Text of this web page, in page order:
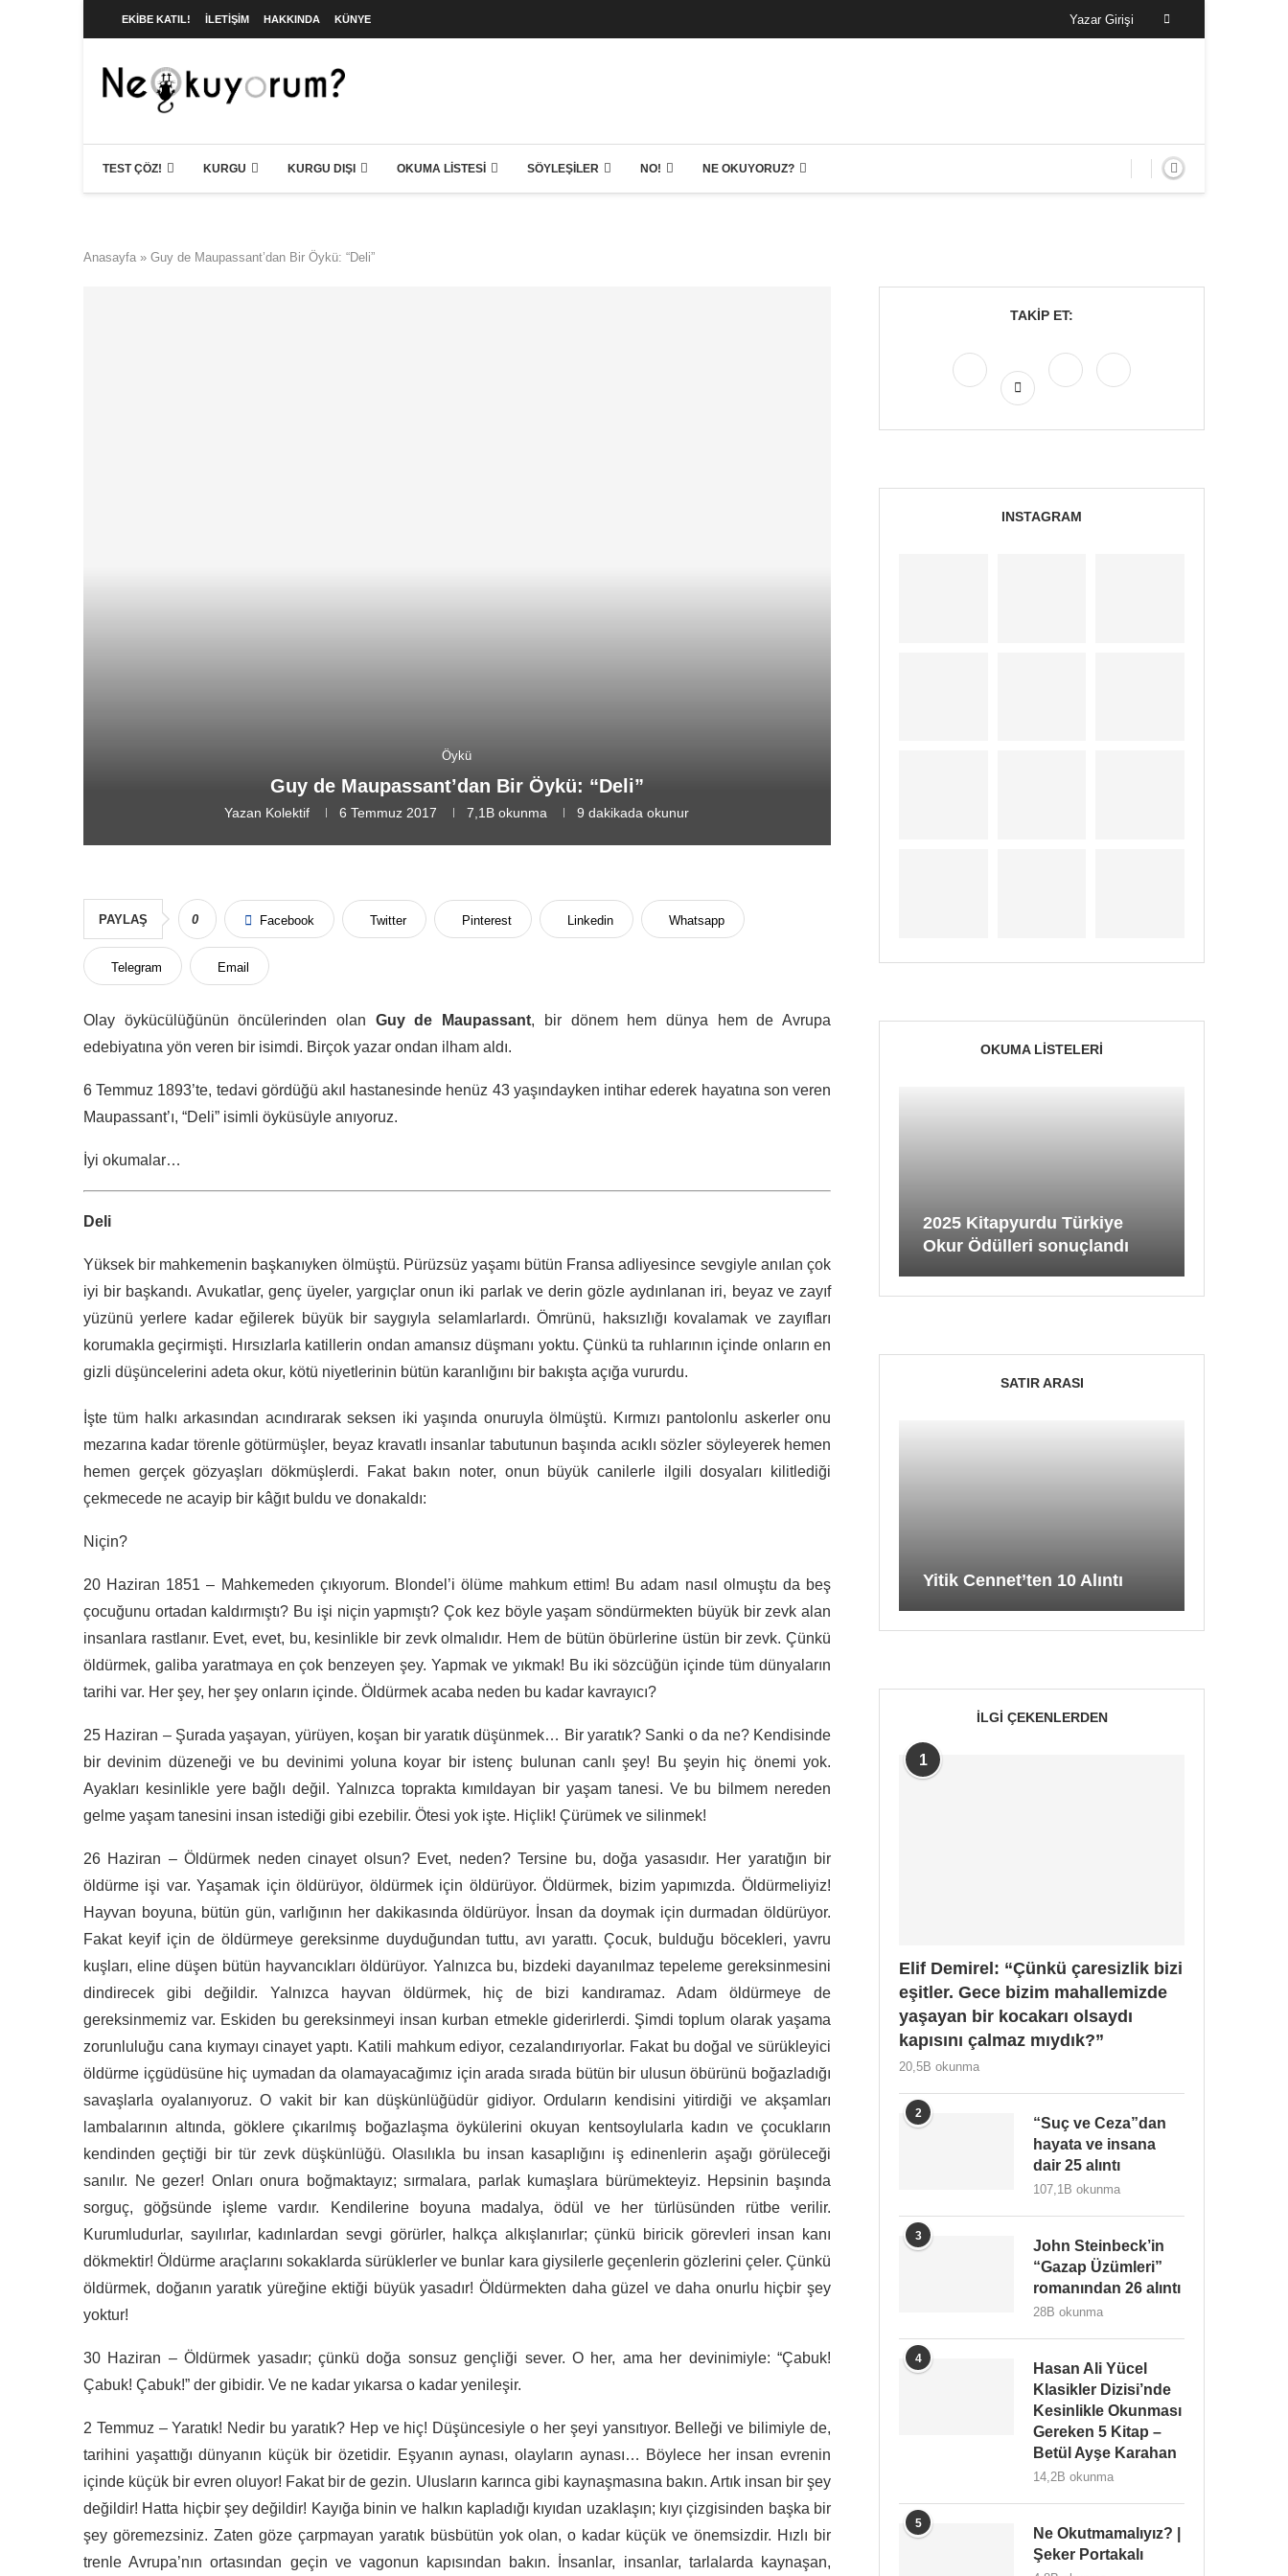
EKIBE KATIL! İLETIŞIM HAKKINDA KÜNYE Yazar Girişi
TEST ÇÖZ! KURGU KURGU DIŞI OKUMA LISTESI SÖYLEŞILER NO! NE OKUYORUZ?
Anasayfa » Guy de Maupassant’dan Bir Öykü: “Deli”
Öykü
Guy de Maupassant’dan Bir Öykü: “Deli”
Yazan Kolektif 6 Temmuz 2017 7,1B okunma 9 dakikada okunur
PAYLAŞ 0 Facebook Twitter Pinterest Linkedin Whatsapp
Telegram Email
Olay öykücülüğünün öncülerinden olan Guy de Maupassant, bir dönem hem dünya hem de Avrupa
edebiyatına yön veren bir isimdi. Birçok yazar ondan ilham aldı.
6 Temmuz 1893’te, tedavi gördüğü akıl hastanesinde henüz 43 yaşındayken intihar ederek hayatına son veren
Maupassant’ı, “Deli” isimli öyküsüyle anıyoruz.
İyi okumalar…
Deli
Yüksek bir mahkemenin başkanıyken ölmüştü. Pürüzsüz yaşamı bütün Fransa adliyesince sevgiyle anılan çok
iyi bir başkandı. Avukatlar, genç üyeler, yargıçlar onun iki parlak ve derin gözle aydınlanan iri, beyaz ve zayıf
yüzünü yerlere kadar eğilerek büyük bir saygıyla selamlarlardı. Ömrünü, haksızlığı kovalamak ve zayıfları
korumakla geçirmişti. Hırsızlarla katillerin ondan amansız düşmanı yoktu. Çünkü ta ruhlarının içinde onların en
gizli düşüncelerini adeta okur, kötü niyetlerinin bütün karanlığını bir bakışta açığa vururdu.
İşte tüm halkı arkasından acındırarak seksen iki yaşında onuruyla ölmüştü. Kırmızı pantolonlu askerler onu
mezarına kadar törenle götürmüşler, beyaz kravatlı insanlar tabutunun başında acıklı sözler söyleyerek hemen
hemen gerçek gözyaşları dökmüşlerdi. Fakat bakın noter, onun büyük canilerle ilgili dosyaları kilitlediği
çekmecede ne acayip bir kâğıt buldu ve donakaldı:
Niçin?
20 Haziran 1851 – Mahkemeden çıkıyorum. Blondel’i ölüme mahkum ettim! Bu adam nasıl olmuştu da beş
çocuğunu ortadan kaldırmıştı? Bu işi niçin yapmıştı? Çok kez böyle yaşam söndürmekten büyük bir zevk alan
insanlara rastlanır. Evet, evet, bu, kesinlikle bir zevk olmalıdır. Hem de bütün öbürlerine üstün bir zevk. Çünkü
öldürmek, galiba yaratmaya en çok benzeyen şey. Yapmak ve yıkmak! Bu iki sözcüğün içinde tüm dünyaların
tarihi var. Her şey, her şey onların içinde. Öldürmek acaba neden bu kadar kavrayıcı?
25 Haziran – Şurada yaşayan, yürüyen, koşan bir yaratık düşünmek… Bir yaratık? Sanki o da ne? Kendisinde
bir devinim düzeneği ve bu devinimi yoluna koyar bir istenç bulunan canlı şey! Bu şeyin hiç önemi yok.
Ayakları kesinlikle yere bağlı değil. Yalnızca toprakta kımıldayan bir yaşam tanesi. Ve bu bilmem nereden
gelme yaşam tanesini insan istediği gibi ezebilir. Ötesi yok işte. Hiçlik! Çürümek ve silinmek!
26 Haziran – Öldürmek neden cinayet olsun? Evet, neden? Tersine bu, doğa yasasıdır. Her yaratığın bir
öldürme işi var. Yaşamak için öldürüyor, öldürmek için öldürüyor. Öldürmek, bizim yapımızda. Öldürmeliyiz!
Hayvan boyuna, bütün gün, varlığının her dakikasında öldürüyor. İnsan da doymak için durmadan öldürüyor.
Fakat keyif için de öldürmeye gereksinme duyduğundan tuttu, avı yarattı. Çocuk, bulduğu böcekleri, yavru
kuşları, eline düşen bütün hayvancıkları öldürüyor. Yalnızca bu, bizdeki dayanılmaz tepeleme gereksinmesini
dindirecek gibi değildir. Yalnızca hayvan öldürmek, hiç de bizi kandıramaz. Adam öldürmeye de
gereksinmemiz var. Eskiden bu gereksinmeyi insan kurban etmekle giderirlerdi. Şimdi toplum olarak yaşama
zorunluluğu cana kıymayı cinayet yaptı. Katili mahkum ediyor, cezalandırıyorlar. Fakat bu doğal ve sürükleyici
öldürme içgüdüsüne hiç uymadan da olamayacağımız için arada sırada bütün bir ulusun öbürünü boğazladığı
savaşlarla oyalanıyoruz. O vakit bir kan düşkünlüğüdür gidiyor. Orduların kendisini yitirdiği ve akşamları
lambalarının altında, göklere çıkarılmış boğazlaşma öykülerini okuyan kentsoylularla kadın ve çocukların
kendinden geçtiği bir tür zevk düşkünlüğü. Olasılıkla bu insan kasaplığını iş edinenlerin aşağı görüleceği
sanılır. Ne gezer! Onları onura boğmaktayız; sırmalara, parlak kumaşlara bürümekteyiz. Hepsinin başında
sorguç, göğsünde işleme vardır. Kendilerine boyuna madalya, ödül ve her türlüsünden rütbe verilir.
Kurumludurlar, sayılırlar, kadınlardan sevgi görürler, halkça alkışlanırlar; çünkü biricik görevleri insan kanı
dökmektir! Öldürme araçlarını sokaklarda sürüklerler ve bunlar kara giysilerle geçenlerin gözlerini çeler. Çünkü
öldürmek, doğanın yaratık yüreğine ektiği büyük yasadır! Öldürmekten daha güzel ve daha onurlu hiçbir şey
yoktur!
30 Haziran – Öldürmek yasadır; çünkü doğa sonsuz gençliği sever. O her, ama her devinimiyle: “Çabuk!
Çabuk! Çabuk!” der gibidir. Ve ne kadar yıkarsa o kadar yenileşir.
2 Temmuz – Yaratık! Nedir bu yaratık? Hep ve hiç! Düşüncesiyle o her şeyi yansıtıyor. Belleği ve bilimiyle de,
tarihini yaşattığı dünyanın küçük bir özetidir. Eşyanın aynası, olayların aynası… Böylece her insan evrenin
içinde küçük bir evren oluyor! Fakat bir de gezin. Ulusların karınca gibi kaynaşmasına bakın. Artık insan bir şey
değildir! Hatta hiçbir şey değildir! Kayığa binin ve halkın kapladığı kıyıdan uzaklaşın; kıyı çizgisinden başka bir
şey göremezsiniz. Zaten göze çarpmayan yaratık büsbütün yok olan, o kadar küçük ve önemsizdir. Hızlı bir
trenle Avrupa’nın ortasından geçin ve vagonun kapısından bakın. İnsanlar, insanlar, tarlalarda kaynaşan,
TAKIP ET:
INSTAGRAM
OKUMA LISTELERI
2025 Kitapyurdu Türkiye
Okur Ödülleri sonuçlandı
SATIR ARASI
Yitik Cennet’ten 10 Alıntı
İLGI ÇEKENLERDEN
1
Elif Demirel: “Çünkü çaresizlik bizi
eşitler. Gece bizim mahallemizde
yaşayan bir kocakarı olsaydı
kapısını çalmaz mıydık?”
20,5B okunma
2
“Suç ve Ceza”dan
hayata ve insana
dair 25 alıntı
107,1B okunma
3
John Steinbeck’in
“Gazap Üzümleri”
romanından 26 alıntı
28B okunma
4
Hasan Ali Yücel
Klasikler Dizisi’nde
Kesinlikle Okunması
Gereken 5 Kitap –
Betül Ayşe Karahan
14,2B okunma
5
Ne Okutmamalıyız? |
Şeker Portakalı